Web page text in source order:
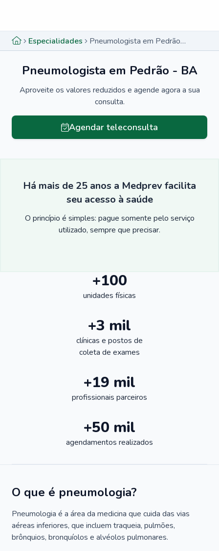
Especialidades Pneumologista em Pedrão - BA
Pneumologista em Pedrão - BA
Aproveite os valores reduzidos e agende agora a sua
consulta.
Agendar teleconsulta
Há mais de 25 anos a Medprev facilita
seu acesso à saúde
O princípio é simples: pague somente pelo serviço
utilizado, sempre que precisar.
+100
unidades físicas
+3 mil
clínicas e postos de
coleta de exames
+19 mil
profissionais parceiros
+50 mil
agendamentos realizados
O que é pneumologia?
Pneumologia é a área da medicina que cuida das vias
aéreas inferiores, que incluem traqueia, pulmões,
brônquios, bronquíolos e alvéolos pulmonares.